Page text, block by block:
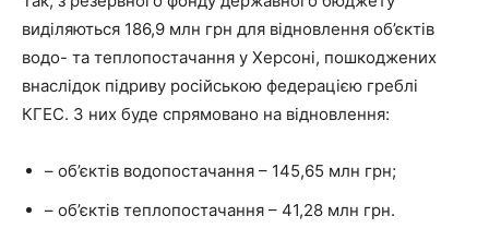
виділяються 186,9 млн грн для відновлення об’єктів
водо- та теплопостачання у Херсоні, пошкоджених
внаслідок підриву російською федерацією греблі
КГЕС. З них буде спрямовано на відновлення:
– об’єктів водопостачання – 145,65 млн грн;
– об’єктів теплопостачання – 41,28 млн грн.